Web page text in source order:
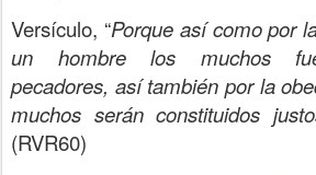
Versículo, “Porque así como por
un hombre los muchos
pecadores, así también por la
muchos serán constituidos
(RVR60)